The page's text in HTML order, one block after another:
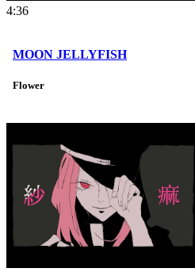
4:36
MOON JELLYFISH
Flower